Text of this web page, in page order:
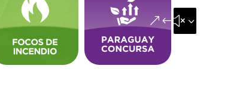
&#x35;